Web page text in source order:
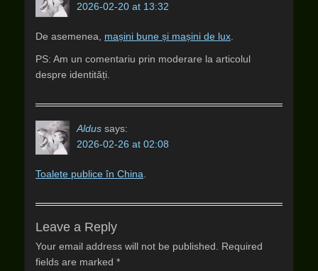
2026-02-20 at 13:32
De asemenea, mașini bune și mașini de lux
PS: Am un comentariu prin moderare la articolul
despre identități.
Aldus says:
2026-02-26 at 02:08
Toalete publice în China
Leave a Reply
Your email address will not be published.
Required
fields are marked *